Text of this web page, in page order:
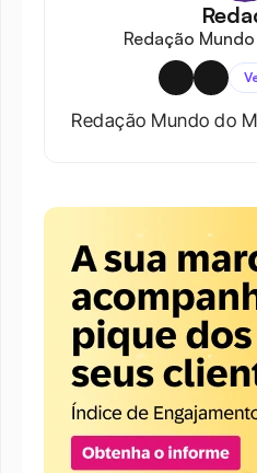
Redação
Redação Mundo do